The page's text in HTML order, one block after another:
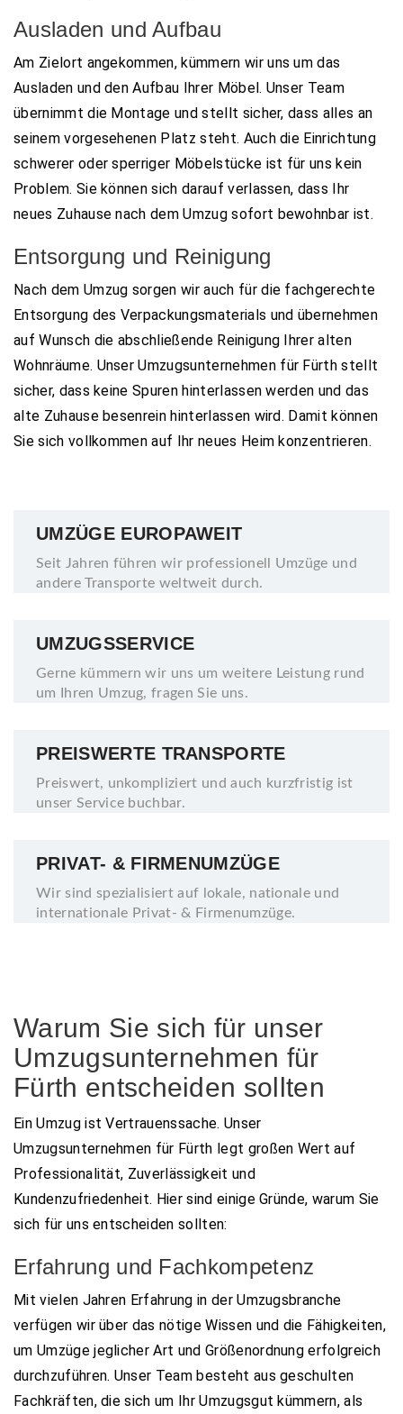
Ausladen und Aufbau
Am Zielort angekommen, kümmern wir uns um das
Ausladen und den Aufbau Ihrer Möbel. Unser Team
übernimmt die Montage und stellt sicher, dass alles an
seinem vorgesehenen Platz steht. Auch die Einrichtung
schwerer oder sperriger Möbelstücke ist für uns kein
Problem. Sie können sich darauf verlassen, dass Ihr
neues Zuhause nach dem Umzug sofort bewohnbar ist.
Entsorgung und Reinigung
Nach dem Umzug sorgen wir auch für die fachgerechte
Entsorgung des Verpackungsmaterials und übernehmen
auf Wunsch die abschließende Reinigung Ihrer alten
Wohnräume. Unser Umzugsunternehmen für Fürth stellt
sicher, dass keine Spuren hinterlassen werden und das
alte Zuhause besenrein hinterlassen wird. Damit können
Sie sich vollkommen auf Ihr neues Heim konzentrieren.
UMZÜGE EUROPAWEIT
Seit Jahren führen wir professionell Umzüge und
andere Transporte weltweit durch.
UMZUGSSERVICE
Gerne kümmern wir uns um weitere Leistung rund
um Ihren Umzug, fragen Sie uns.
PREISWERTE TRANSPORTE
Preiswert, unkompliziert und auch kurzfristig ist
unser Service buchbar.
PRIVAT- & FIRMENUMZÜGE
Wir sind spezialisiert auf lokale, nationale und
internationale Privat- & Firmenumzüge.
Warum Sie sich für unser
Umzugsunternehmen für
Fürth entscheiden sollten
Ein Umzug ist Vertrauenssache. Unser
Umzugsunternehmen für Fürth legt großen Wert auf
Professionalität, Zuverlässigkeit und
Kundenzufriedenheit. Hier sind einige Gründe, warum Sie
sich für uns entscheiden sollten:
Erfahrung und Fachkompetenz
Mit vielen Jahren Erfahrung in der Umzugsbranche
verfügen wir über das nötige Wissen und die Fähigkeiten,
um Umzüge jeglicher Art und Größenordnung erfolgreich
durchzuführen. Unser Team besteht aus geschulten
Fachkräften, die sich um Ihr Umzugsgut kümmern, als